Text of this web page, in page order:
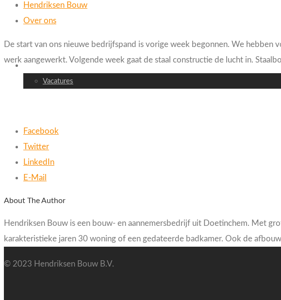
Nieuws
Contact
Vacatures
Hendriksen Bouw
Over ons
De start van ons nieuwe bedrijfspand is vorige week begonnen. We
werk aangewerkt. Volgende week gaat de staal constructie de lucht in.
Facebook
Twitter
LinkedIn
E-Mail
About The Author
Hendriksen Bouw is een bouw- en aannemersbedrijf uit Doetinchem. Met
karakteristieke jaren 30 woning of een gedateerde badkamer. Ook de
© 2023 Hendriksen Bouw B.V.